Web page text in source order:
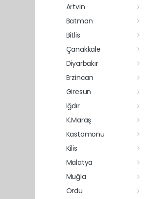
Artvin
Batman
Bitlis
Çanakkale
Diyarbakır
Erzincan
Giresun
Iğdır
K.Maraş
Kastamonu
Kilis
Malatya
Muğla
Ordu